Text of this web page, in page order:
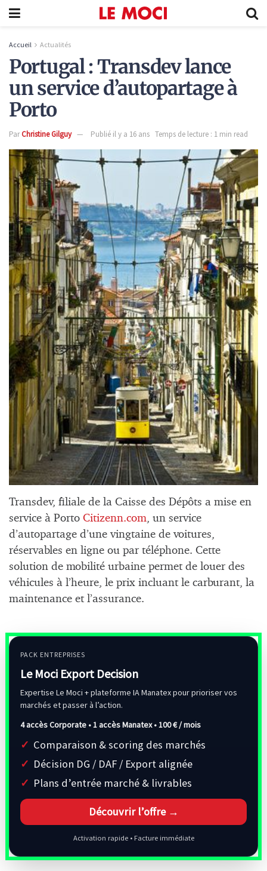
Accueil Actualités
Portugal : Transdev lance
un service d’autopartage à
Porto
ParChristine Gilguy Publié il y a 16 ans Temps de lecture : 1 min read
Transdev, filiale de la Caisse des Dépôts a mise en
service à Porto Citizenn.com, un service
d’autopartage d’une vingtaine de voitures,
réservables en ligne ou par téléphone. Cette
solution de mobilité urbaine permet de louer des
véhicules à l’heure, le prix incluant le carburant, la
maintenance et l’assurance.
PACK ENTREPRISES
Le Moci Export Decision
Expertise Le Moci + plateforme IA Manatex pour prioriser vos
marchés et passer à l’action.
4 accès Corporate • 1 accès Manatex •100 € / mois
Comparaison & scoring des marchés
Décision DG / DAF / Export alignée
Plans d’entrée marché & livrables
Découvrir l’offre →
Activation rapide • Facture immédiate